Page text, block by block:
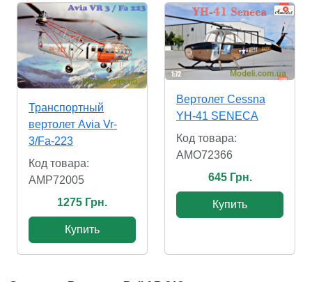
Транспортный
вертолет Avia Vr-
3/Fa-223
Код товара:
AMP72005
1275 Грн.
Купить
Вертолет Cessna
YH-41 SENECA
Код товара:
AMO72366
645 Грн.
Купить